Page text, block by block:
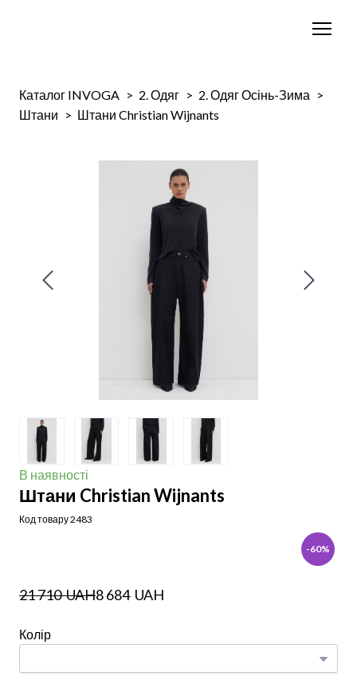
Каталог INVOGA 2. Одяг
2. Одяг Осінь-Зима
Штани
Штани Christian Wijnants
В наявності
Штани Christian Wijnants
Код товару 2483
-60%
21 710  UAH8 684  UAH
Колір